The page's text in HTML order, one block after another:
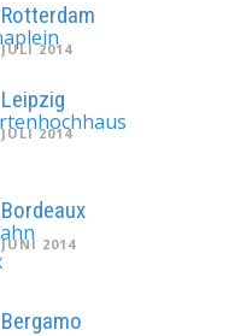
Rotterdam
JULI 2014
Leipzig
JULI 2014
Bordeaux
JUNI 2014
Bergamo